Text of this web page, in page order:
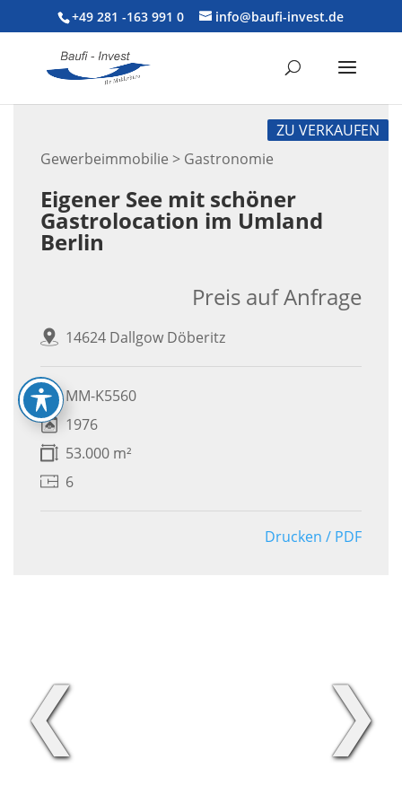
+49 281 -163 991 0 info@baufi-invest.de
Gewerbeimmobilie > Gastronomie
ZU VERKAUFEN
Eigener See mit schöner
Gastrolocation im Umland
Berlin
14624 Dallgow Döberitz
Preis auf Anfrage
MM-K5560
1976
53.000 m²
6
Drucken / PDF
❮ ❯